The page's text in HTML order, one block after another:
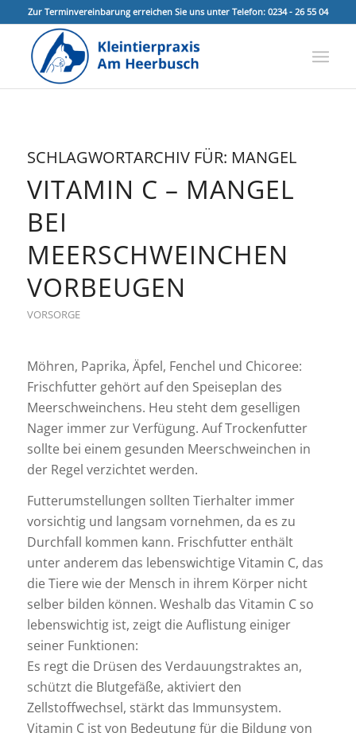
Zur Terminvereinbarung erreichen Sie uns unter Telefon: 0234 - 26 55 04
SCHLAGWORTARCHIV FÜR: MANGEL
VITAMIN C – MANGEL
BEI
MEERSCHWEINCHEN
VORBEUGEN
VORSORGE
Möhren, Paprika, Äpfel, Fenchel und Chicoree:
Frischfutter gehört auf den Speiseplan des
Meerschweinchens. Heu steht dem geselligen
Nager immer zur Verfügung. Auf Trockenfutter
sollte bei einem gesunden Meerschweinchen in
der Regel verzichtet werden.
Futterumstellungen sollten Tierhalter immer
vorsichtig und langsam vornehmen, da es zu
Durchfall kommen kann. Frischfutter enthält
unter anderem das lebenswichtige Vitamin C, das
die Tiere wie der Mensch in ihrem Körper nicht
selber bilden können. Weshalb das Vitamin C so
lebenswichtig ist, zeigt die Auflistung einiger
seiner Funktionen:
Es regt die Drüsen des Verdauungstraktes an,
schützt die Blutgefäße, aktiviert den
Zellstoffwechsel, stärkt das Immunsystem.
Vitamin C ist von Bedeutung für die Bildung von